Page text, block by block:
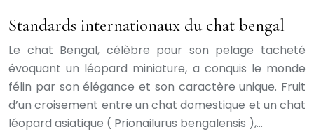
Standards internationaux du chat bengal
Le chat Bengal, célèbre pour son pelage tacheté
évoquant un léopard miniature, a conquis le monde
félin par son élégance et son caractère unique. Fruit
d’un croisement entre un chat domestique et un chat
léopard asiatique ( Prionailurus bengalensis ),…